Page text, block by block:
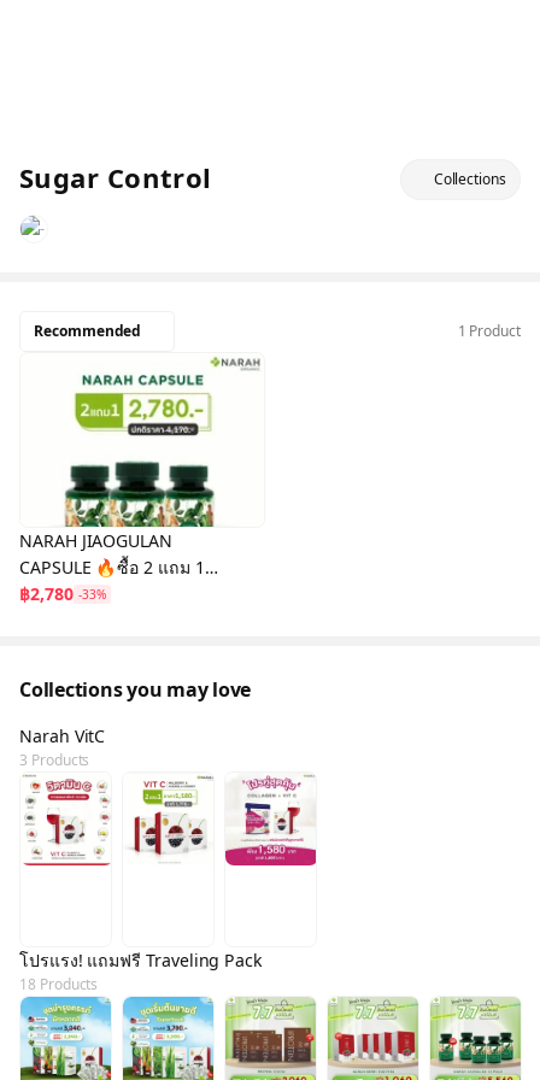
Sugar Control Collections
Recommended 1 Product
NARAH JIAOGULAN
CAPSULE 🔥ซื้อ 2 แถม 1
เพียง 2,780.- บาท
฿2,780 -33%
Collections you may love
Narah VitC
3 Products
โปรแรง! แถมฟรี Traveling Pack
18 Products